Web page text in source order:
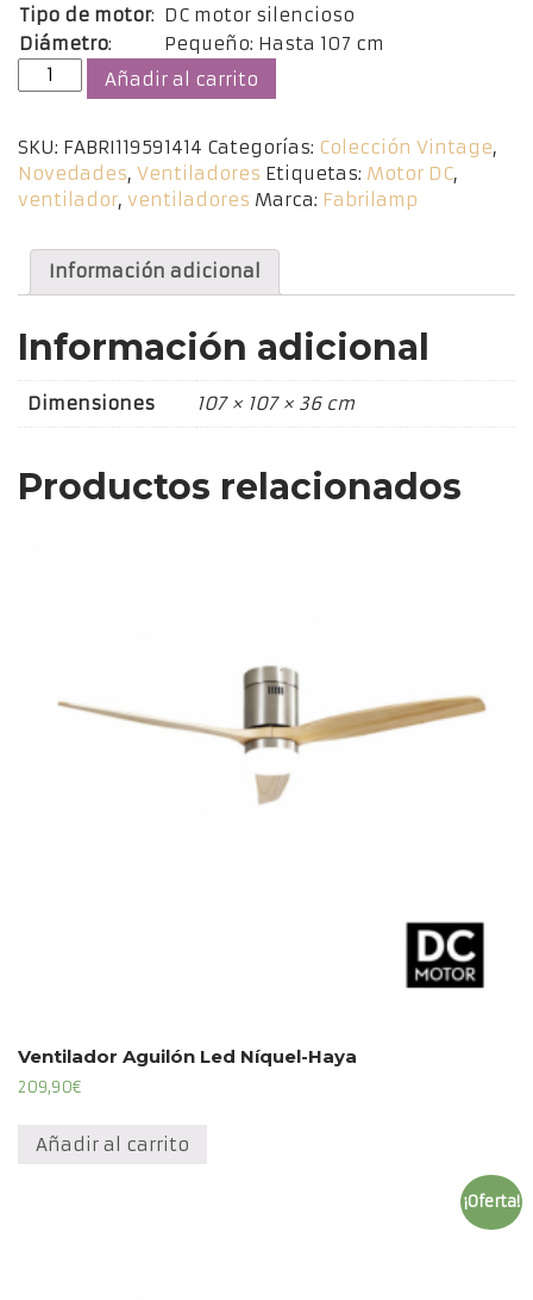
Tipo de motor: DC motor silencioso
Diámetro:
Pequeño: Hasta 107 cm
Ventilador
Simun
DC
cantidad
Añadir al carrito
SKU: FABRI119591414 Categorías: Colección Vintage,
Novedades, Ventiladores Etiquetas: Motor DC,
ventilador, ventiladores Marca: Fabrilamp
Información adicional
Información adicional
Dimensiones 107 × 107 × 36 cm
Productos relacionados
Ventilador Aguilón Led Níquel-Haya
209,90€
Añadir al carrito
¡Oferta!